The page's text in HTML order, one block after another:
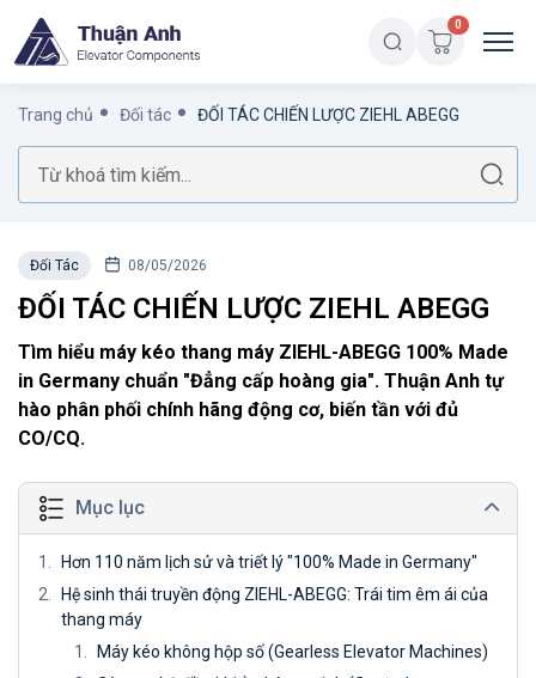
0
Trang chủ Đối tác ĐỐI TÁC CHIẾN LƯỢC ZIEHL ABEGG
Đối Tác 08/05/2026
ĐỐI TÁC CHIẾN LƯỢC ZIEHL ABEGG
Tìm hiểu máy kéo thang máy ZIEHL-ABEGG 100% Made
in Germany chuẩn "Đẳng cấp hoàng gia". Thuận Anh tự
hào phân phối chính hãng động cơ, biến tần với đủ
CO/CQ.
Mục lục
Hơn 110 năm lịch sử và triết lý "100% Made in Germany"
Hệ sinh thái truyền động ZIEHL-ABEGG: Trái tim êm ái của
thang máy
Máy kéo không hộp số (Gearless Elevator Machines)